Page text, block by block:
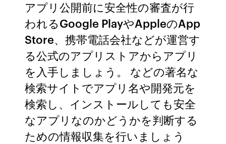
アプリ公開前に安全性の審査が行
われるGoogle PlayやAppleのApp
Store、携帯電話会社などが運営す
る公式のアプリストアからアプリ
を入手しましょう。 などの著名な
検索サイトでアプリ名や開発元を
検索し、インストールしても安全
なアプリなのかどうかを判断する
ための情報収集を行いましょう